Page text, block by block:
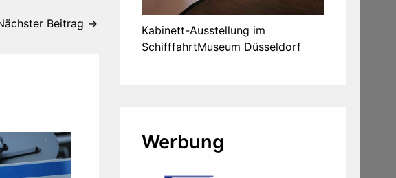
Beitrag →
Kabinett-Ausstellung im
SchifffahrtMuseum Düsseldorf
Werbung